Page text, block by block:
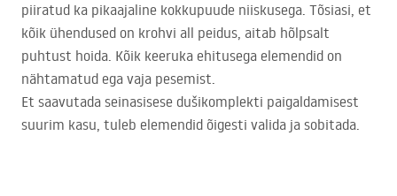
piiratud ka pikaajaline kokkupuude niiskusega. Tõsiasi, et
kõik ühendused on krohvi all peidus, aitab hõlpsalt
puhtust hoida. Kõik keeruka ehitusega elemendid on
nähtamatud ega vaja pesemist.
Et saavutada seinasisese dušikomplekti paigaldamisest
suurim kasu, tuleb elemendid õigesti valida ja sobitada.